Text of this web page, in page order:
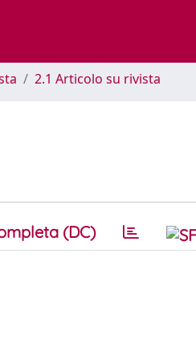
2.1 Articolo su rivista
(DC)